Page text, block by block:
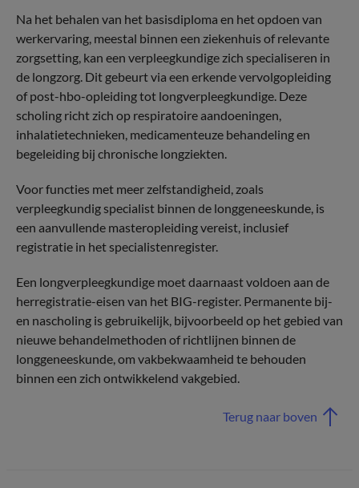
Na het behalen van het basisdiploma en het opdoen van
werkervaring, meestal binnen een ziekenhuis of relevante
zorgsetting, kan een verpleegkundige zich specialiseren in
de longzorg. Dit gebeurt via een erkende vervolgopleiding
of post-hbo-opleiding tot longverpleegkundige. Deze
scholing richt zich op respiratoire aandoeningen,
inhalatietechnieken, medicamenteuze behandeling en
begeleiding bij chronische longziekten.
Voor functies met meer zelfstandigheid, zoals
verpleegkundig specialist binnen de longgeneeskunde, is
een aanvullende masteropleiding vereist, inclusief
registratie in het specialistenregister.
Een longverpleegkundige moet daarnaast voldoen aan de
herregistratie-eisen van het BIG-register. Permanente bij-
en nascholing is gebruikelijk, bijvoorbeeld op het gebied van
nieuwe behandelmethoden of richtlijnen binnen de
longgeneeskunde, om vakbekwaamheid te behouden
binnen een zich ontwikkelend vakgebied.
Terug naar boven